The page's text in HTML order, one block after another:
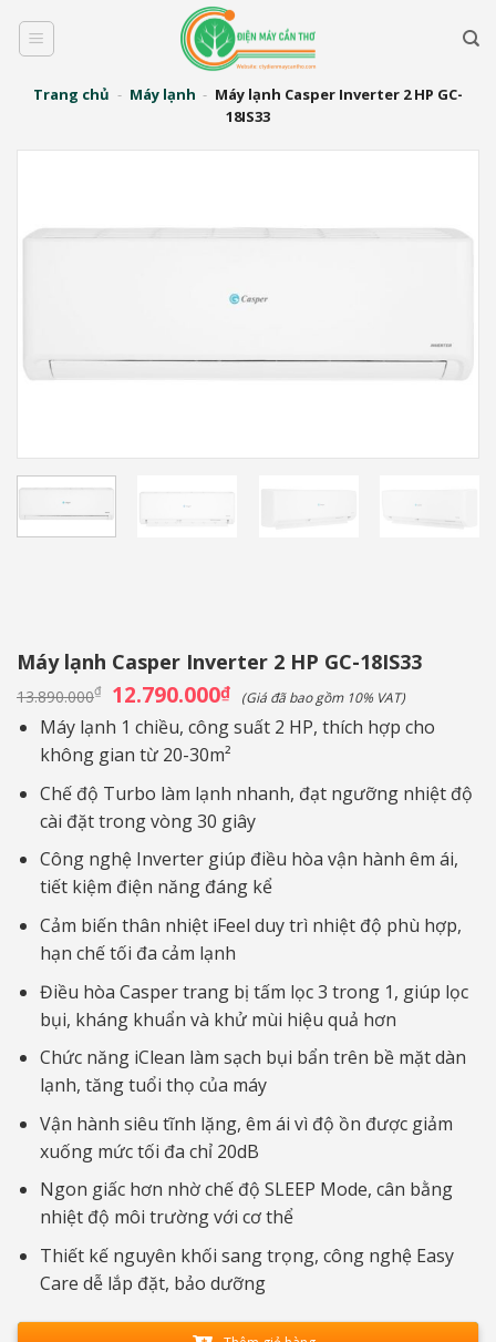
qua
dungTrang chủ - Máy lạnh - Máy lạnh Casper Inverter 2 HP GC-
18IS33
Máy lạnh Casper Inverter 2 HP GC-18IS33
13.890.000₫ Giá
gốc
là:
13.890.000₫.
12.790.000₫Giá
hiện
tại
là:
12.790.000₫.
(Giá đã bao gồm 10% VAT)
Máy lạnh 1 chiều, công suất 2 HP, thích hợp cho
không gian từ 20-30m²
Chế độ Turbo làm lạnh nhanh, đạt ngưỡng nhiệt độ
cài đặt trong vòng 30 giây
Công nghệ Inverter giúp điều hòa vận hành êm ái,
tiết kiệm điện năng đáng kể
Cảm biến thân nhiệt iFeel duy trì nhiệt độ phù hợp,
hạn chế tối đa cảm lạnh
Điều hòa Casper trang bị tấm lọc 3 trong 1, giúp lọc
bụi, kháng khuẩn và khử mùi hiệu quả hơn
Chức năng iClean làm sạch bụi bẩn trên bề mặt dàn
lạnh, tăng tuổi thọ của máy
Vận hành siêu tĩnh lặng, êm ái vì độ ồn được giảm
xuống mức tối đa chỉ 20dB
Ngon giấc hơn nhờ chế độ SLEEP Mode, cân bằng
nhiệt độ môi trường với cơ thể
Thiết kế nguyên khối sang trọng, công nghệ Easy
Care dễ lắp đặt, bảo dưỡng